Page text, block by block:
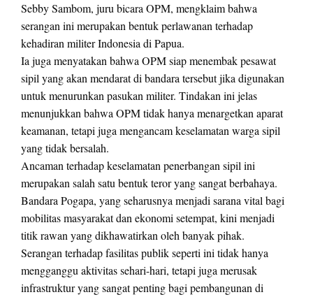
Sebby Sambom, juru bicara OPM, mengklaim bahwa
serangan ini merupakan bentuk perlawanan terhadap
kehadiran militer Indonesia di Papua.
Ia juga menyatakan bahwa OPM siap menembak pesawat
sipil yang akan mendarat di bandara tersebut jika digunakan
untuk menurunkan pasukan militer. Tindakan ini jelas
menunjukkan bahwa OPM tidak hanya menargetkan aparat
keamanan, tetapi juga mengancam keselamatan warga sipil
yang tidak bersalah.
Ancaman terhadap keselamatan penerbangan sipil ini
merupakan salah satu bentuk teror yang sangat berbahaya.
Bandara Pogapa, yang seharusnya menjadi sarana vital bagi
mobilitas masyarakat dan ekonomi setempat, kini menjadi
titik rawan yang dikhawatirkan oleh banyak pihak.
Serangan terhadap fasilitas publik seperti ini tidak hanya
mengganggu aktivitas sehari-hari, tetapi juga merusak
infrastruktur yang sangat penting bagi pembangunan di